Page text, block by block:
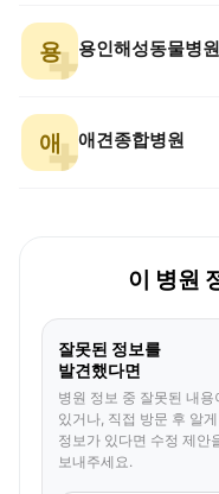
용 용인해성동물병원
애 애견종합병원
이 병원
잘못된 정보를
발견했다면
병원 정보 중 잘못된 내용
있거나, 직접 방문 후 알게
정보가 있다면 수정 제안
보내주세요.